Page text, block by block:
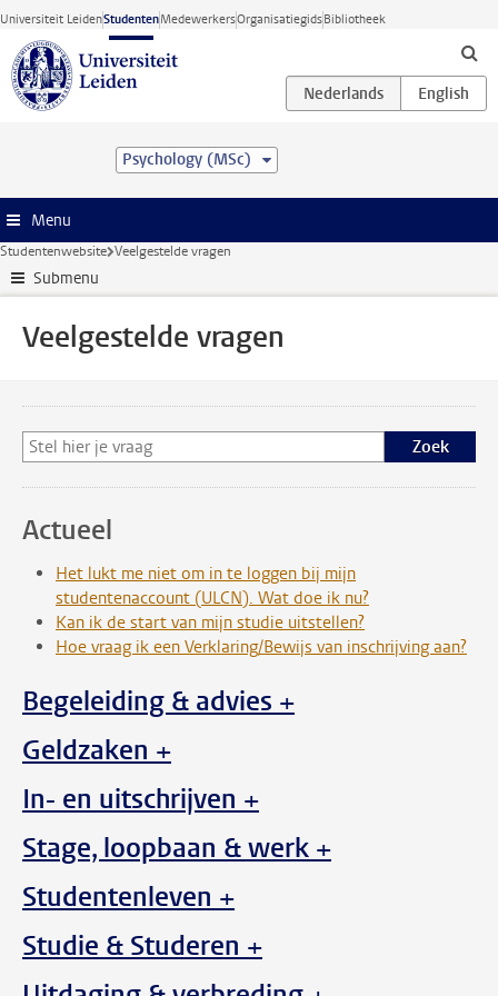
Ga direct naar de inhoud
Universiteit LeidenStudentenMedewerkersOrganisatiegidsBibliotheek
Psychology (MSc)
Menu
Studentenwebsite Veelgestelde vragen
Submenu
Veelgestelde vragen
Zoek
Actueel
Het lukt me niet om in te loggen bij mijn
studentenaccount (ULCN). Wat doe ik nu?
Kan ik de start van mijn studie uitstellen?
Hoe vraag ik een Verklaring/Bewijs van inschrijving aan?
Begeleiding & advies +
Geldzaken +
In- en uitschrijven +
Stage, loopbaan & werk +
Studentenleven +
Studie & Studeren +